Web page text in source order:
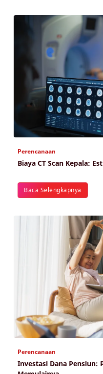
Perencanaan
Biaya CT Scan Kepala:
Baca Selengkapnya
Perencanaan
Investasi Dana Pensiun: